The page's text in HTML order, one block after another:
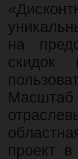
на
скидок
Масштаб
проект